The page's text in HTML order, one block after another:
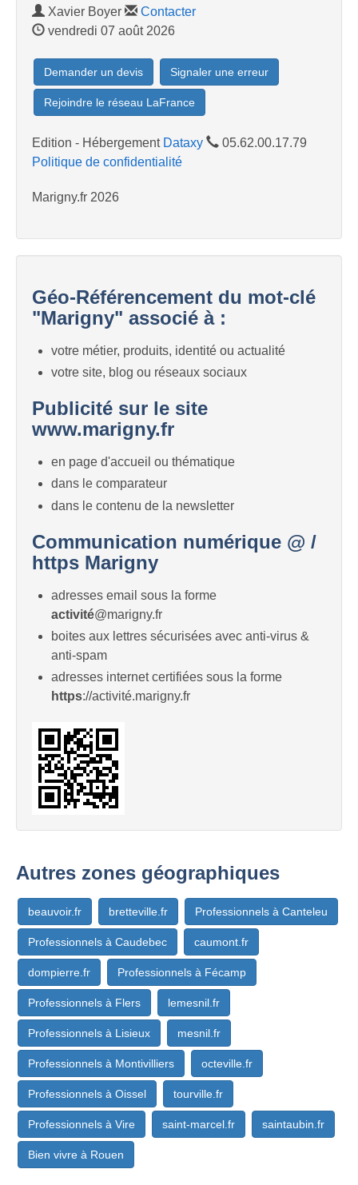
Xavier Boyer
Contacter
vendredi 07 août 2026
Demander un devis Signaler une erreur
Rejoindre le réseau LaFrance
Edition - Hébergement Dataxy
05.62.00.17.79
Politique de confidentialité
Marigny.fr 2026
Géo-Référencement du mot-clé
"Marigny" associé à :
votre métier, produits, identité ou actualité
votre site, blog ou réseaux sociaux
Publicité sur le site
www.marigny.fr
en page d'accueil ou thématique
dans le comparateur
dans le contenu de la newsletter
Communication numérique @ /
https Marigny
adresses email sous la forme
activité@marigny.fr
boites aux lettres sécurisées avec anti-virus &
anti-spam
adresses internet certifiées sous la forme
https://activité.marigny.fr
Autres zones géographiques
beauvoir.fr bretteville.fr Professionnels à Canteleu
Professionnels à Caudebec caumont.fr
dompierre.fr Professionnels à Fécamp
Professionnels à Flers lemesnil.fr
Professionnels à Lisieux mesnil.fr
Professionnels à Montivilliers octeville.fr
Professionnels à Oissel tourville.fr
Professionnels à Vire saint-marcel.fr saintaubin.fr
Bien vivre à Rouen